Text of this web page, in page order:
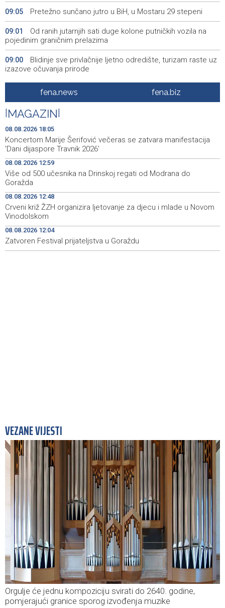
09:05 Pretežno sunčano jutro u BiH, u Mostaru 29 stepeni
09:01
Od ranih jutarnjih sati duge kolone putničkih vozila na
pojedinim graničnim prelazima
09:00
Blidinje sve privlačnije ljetno odredište, turizam raste uz
izazove očuvanja prirode
Najave događaja za 9. 8. 2026. godine (nedjelja)
08:30
Nova slikovnica Anite Lovrić djecu kroz ilustracije uvodi
u radosna otajstva krunice
20:31
HZHM: U sudaru vlakova zbrinute 24 ozlijeđene osobe,
12 zadržano na liječenju
20:22 Metković: Na Maratonu lađa se natječe 31 ekipa
20:15
Tomislavgrad: Veterani Vojne policije HVO-a odali
počast poginulim braniteljima
18:54 Najave događaja za 9. 8. 2026. godine (nedjelja)
fena.news fena.biz
MAGAZIN
08.08.2026 18:05
Koncertom Marije Šerifović večeras se zatvara manifestacija
'Dani dijaspore Travnik 2026'
08.08.2026 12:59
Više od 500 učesnika na Drinskoj regati od Modrana do
Goražda
08.08.2026 12:48
Crveni križ ŽZH organizira ljetovanje za djecu i mlade u Novom
Vinodolskom
08.08.2026 12:04
Zatvoren Festival prijateljstva u Goraždu
VEZANE VIJESTI
Orgulje će jednu kompoziciju svirati do 2640. godine,
pomjerajući granice sporog izvođenja muzike